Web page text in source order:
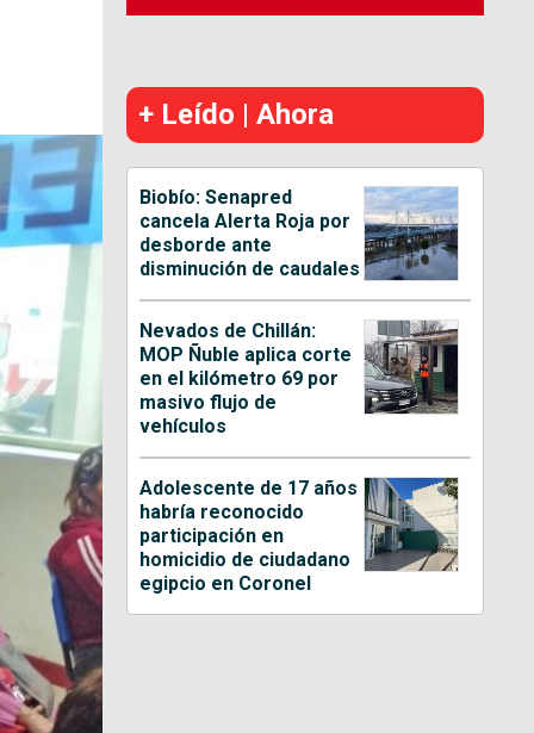
+ Leído | Ahora
Biobío: Senapred
cancela Alerta Roja por
desborde ante
disminución de caudales
Nevados de Chillán:
MOP Ñuble aplica corte
en el kilómetro 69 por
masivo flujo de
vehículos
Adolescente de 17 años
habría reconocido
participación en
homicidio de ciudadano
egipcio en Coronel